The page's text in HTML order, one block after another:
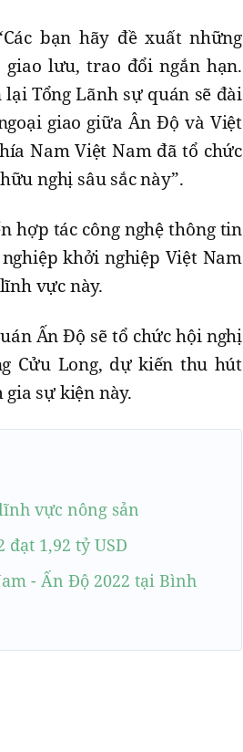
bạn hãy đề xuất những
lưu, trao đổi ngắn hạn.
Tổng Lãnh sự quán sẽ đài
giao giữa Ân Độ và Việt
Nam Việt Nam đã tổ chức
nghị sâu sắc này”.
hợp tác công nghệ thông tin
khởi nghiệp Việt Nam
vực này.
Ấn Độ sẽ tổ chức hội nghị
Cửu Long, dự kiến thu hút
sự kiện này.
vực nông sản
1,92 tỷ USD
- Ấn Độ 2022 tại Bình